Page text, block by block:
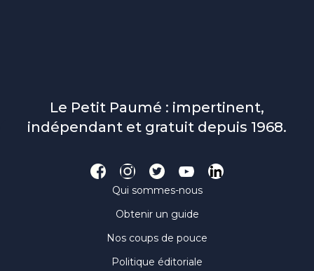
Le Petit Paumé : impertinent,
indépendant et gratuit depuis 1968.
Qui sommes-nous
Obtenir un guide
Nos coups de pouce
Politique éditoriale